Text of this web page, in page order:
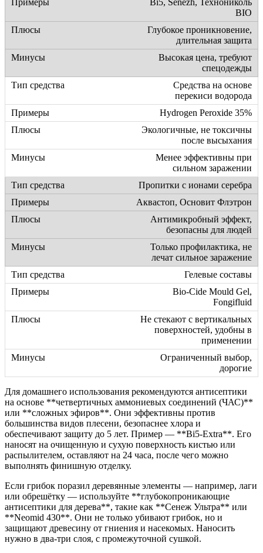
Bi5, Senezh, Технониколь
BIO
Глубокое проникновение,
длительная защита
Высокая цена, требуют
спецодежды
Средства на основе
перекиси водорода
Hydrogen Peroxide 35%
Экологичные, не токсичны
после высыхания
Менее эффективны при
сильном заражении
Пропитки с ионами серебра
Аквастоп, Основит Флэтрон
Антимикробный эффект,
безопасны для людей
Только профилактика, не
лечат сильное заражение
Гелевые составы
Bio-Cide Mould Gel,
Fongifluid
Не стекают с вертикальных
поверхностей, удобны в
применении
Ограниченный выбор,
дорогие
Для домашнего использования рекомендуются антисептики
на основе **четвертичных аммониевых соединений (ЧАС)**
или **сложных эфиров**. Они эффективны против
большинства видов плесени, безопаснее хлора и
обеспечивают защиту до 5 лет. Пример — **Bi5-Extra**. Его
наносят на очищенную и сухую поверхность кистью или
распылителем, оставляют на 24 часа, после чего можно
выполнять финишную отделку.
Если грибок поразил деревянные элементы — например, лаги
или обрешётку — используйте **глубокопроникающие
антисептики для дерева**, такие как **Сенеж Ультра** или
**Neomid 430**. Они не только убивают грибок, но и
защищают древесину от гниения и насекомых. Наносить
нужно в два-три слоя, с промежуточной сушкой.